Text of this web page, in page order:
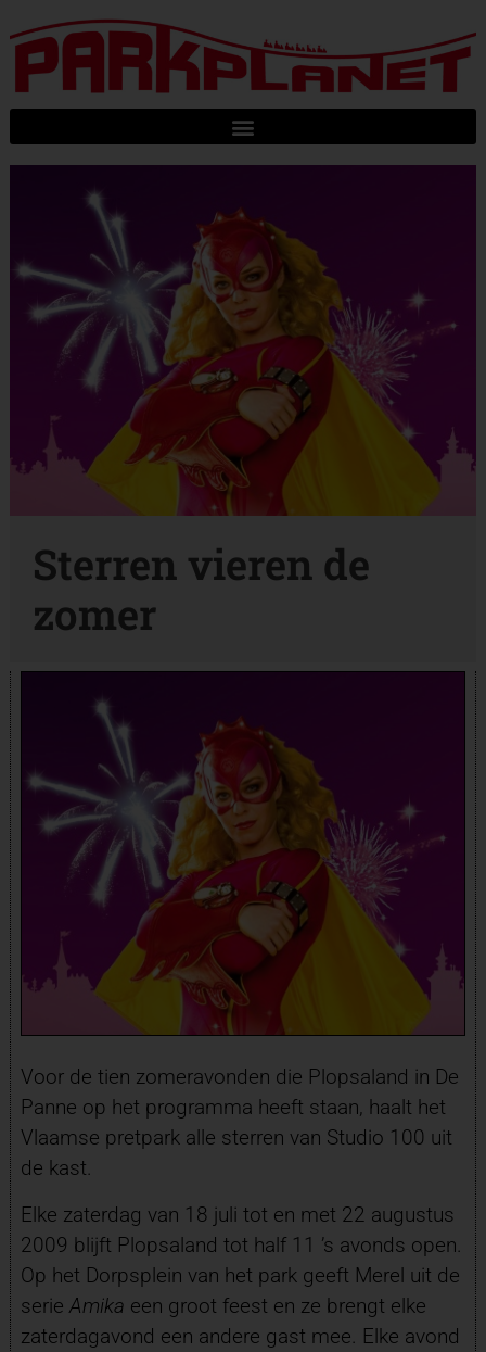
Sterren vieren de
zomer
Voor de tien zomeravonden die Plopsaland in De
Panne op het programma heeft staan, haalt het
Vlaamse pretpark alle sterren van Studio 100 uit
de kast.
Elke zaterdag van 18 juli tot en met 22 augustus
2009 blijft Plopsaland tot half 11 ’s avonds open.
Op het Dorpsplein van het park geeft Merel uit de
serie Amika een groot feest en ze brengt elke
zaterdagavond een andere gast mee. Elke avond